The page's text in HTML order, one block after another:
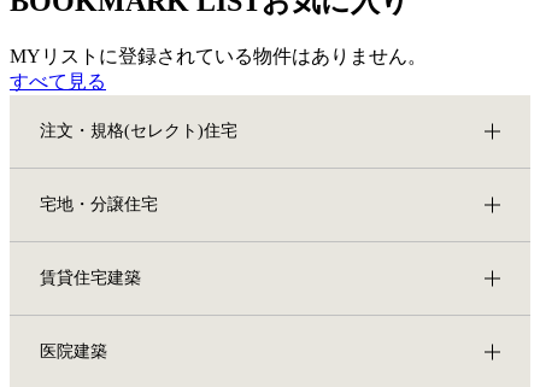
MYリストに登録されている物件はありません。
すべて見る
注文・規格(セレクト)住宅
宅地・分譲住宅
賃貸住宅建築
医院建築